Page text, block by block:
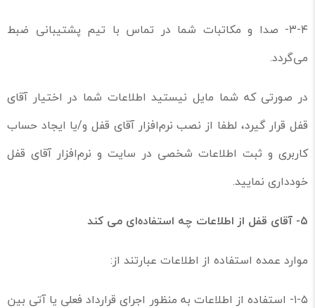
۳-۴- صدا و مکاتبات شما در تماس با تیم پشتیبانی ضبط
می‌گردد.
در صورتی که شما مایل نیستید اطلاعات شما در اختیار آقای
قفل قرار گیرد، لطفا از نصب نرم‌افزار آقای قفل و/یا ایجاد حساب
کاربری و ثبت اطلاعات شخصی در سایت و نرم‌افزار آقای قفل
خودداری نمایید.
۵- آقای قفل از اطلاعات چه استفاده‌ای می کند
موارد عمده استفاده از اطلاعات عبارتند از:
۱-۵- استفاده از اطلاعات به منظور اجرای قرارداد فعلی یا آتی بین